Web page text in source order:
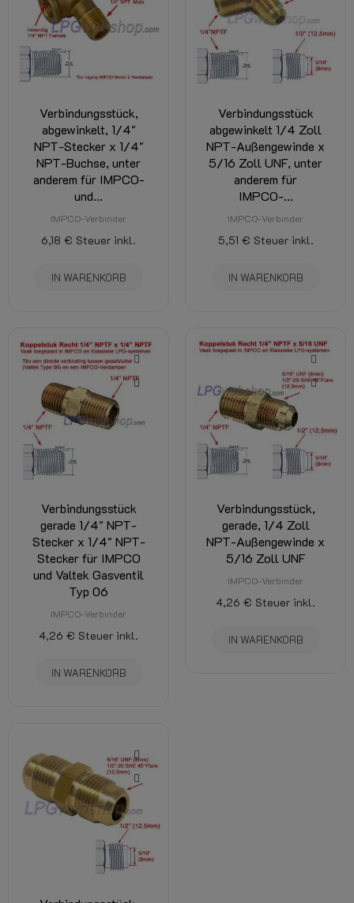
Verbindungsstück,
abgewinkelt, 1/4"
NPT-Stecker x 1/4"
NPT-Buchse, unter
anderem für IMPCO-
und...
IMPCO-Verbinder
6,18 € Steuer inkl.
IN WARENKORB
Verbindungsstück
abgewinkelt 1/4 Zoll
NPT-Außengewinde x
5/16 Zoll UNF, unter
anderem für
IMPCO-...
IMPCO-Verbinder
5,51 € Steuer inkl.
IN WARENKORB
Verbindungsstück
gerade 1/4" NPT-
Stecker x 1/4" NPT-
Stecker für IMPCO
und Valtek Gasventil
Typ 06
IMPCO-Verbinder
4,26 € Steuer inkl.
IN WARENKORB
Verbindungsstück,
gerade, 1/4 Zoll
NPT-Außengewinde x
5/16 Zoll UNF
IMPCO-Verbinder
4,26 € Steuer inkl.
IN WARENKORB